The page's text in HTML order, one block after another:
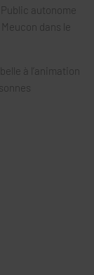
Public autonome
dans le
à l’animation